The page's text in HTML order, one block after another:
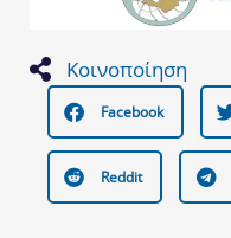
Κοινοποίηση
Facebook
Reddit